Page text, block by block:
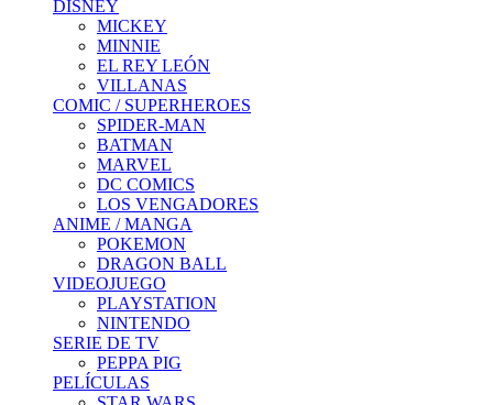
DISNEY
MICKEY
MINNIE
EL REY LEÓN
VILLANAS
COMIC / SUPERHEROES
SPIDER-MAN
BATMAN
MARVEL
DC COMICS
LOS VENGADORES
ANIME / MANGA
POKEMON
DRAGON BALL
VIDEOJUEGO
PLAYSTATION
NINTENDO
SERIE DE TV
PEPPA PIG
PELÍCULAS